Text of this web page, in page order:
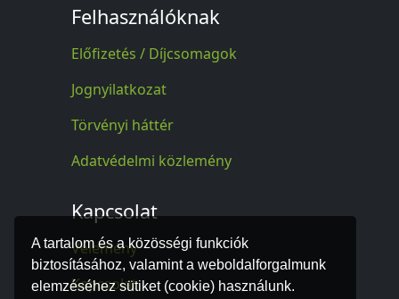
A tartalom és a közösségi funkciók
biztosításához, valamint a weboldalforgalmunk
elemzéséhez sütiket (cookie) használunk.
Felhasználóknak
Előfizetés / Díjcsomagok
Jognyilatkozat
Törvényi háttér
Adatvédelmi közlemény
Kapcsolat
Vélemény
Kapcsolat